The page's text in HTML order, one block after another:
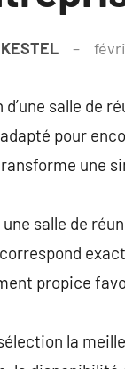
salle de
pour
une
une salle de
propice
la